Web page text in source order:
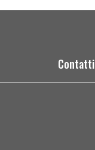
Contatti